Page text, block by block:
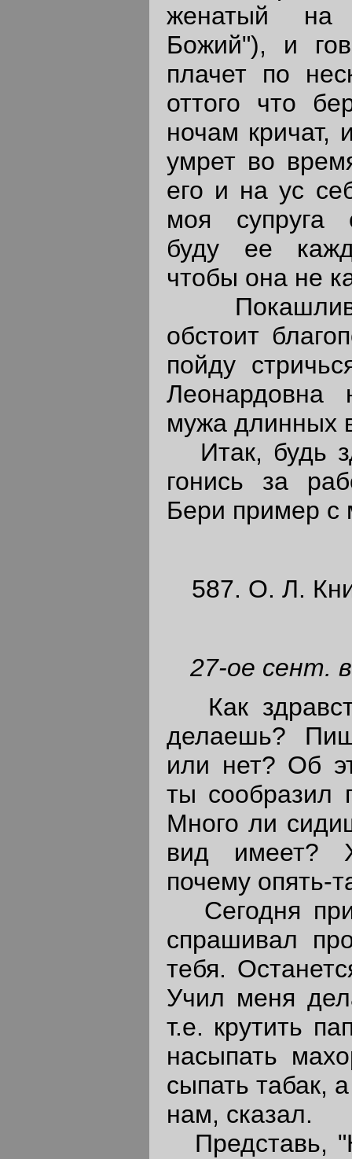
женатый на
Божий"), и
плачет по
оттого что
ночам кричат,
умрет во
его и на ус
моя супруга
буду ее
чтобы она не
обстоит
пойду
мужа длинных
Итак, будь
гонись за
Бери пример с
587. О. Л.
27-ое сент.
Как
делаешь?
или нет? Об
ты сообразил
Много ли
вид
почему опять-
Сегодня
спрашивал
тебя.
Учил меня
т.е. крутить
насыпать
сыпать табак,
нам, сказал.
Представь,